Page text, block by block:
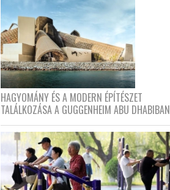
HAGYOMÁNY ÉS A MODERN ÉPÍTÉSZET
TALÁLKOZÁSA A GUGGENHEIM ABU DHABIBAN